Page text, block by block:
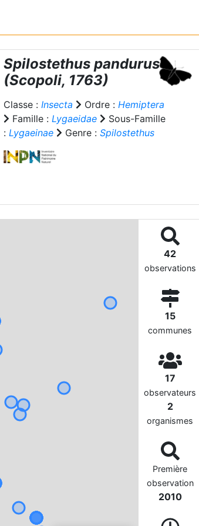
Spilostethus pandurus
(Scopoli, 1763)
Classe : Insecta Ordre : Hemiptera
Famille : Lygaeidae
Sous-Famille
: Lygaeinae Genre : Spilostethus
42
observations
15
communes
17
observateurs
2
organismes
Première
observation
2010